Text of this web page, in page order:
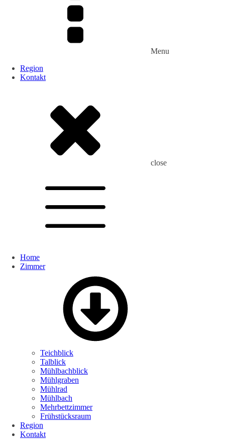
Menu
Region
Kontakt
close
Home
Zimmer
Teichblick
Talblick
Mühlbachblick
Mühlgraben
Mühlrad
Mühlbach
Mehrbettzimmer
Frühstücksraum
Region
Kontakt